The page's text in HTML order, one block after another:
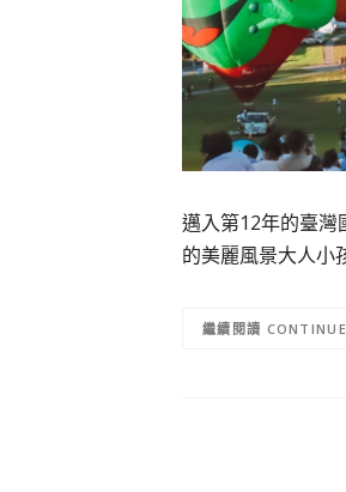
邁入第12年的臺灣
的美麗風景大人小